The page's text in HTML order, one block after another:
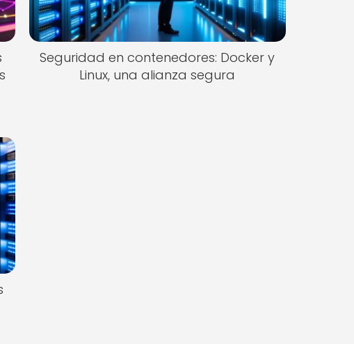
Seguridad en contenedores: Docker y
Linux, una alianza segura